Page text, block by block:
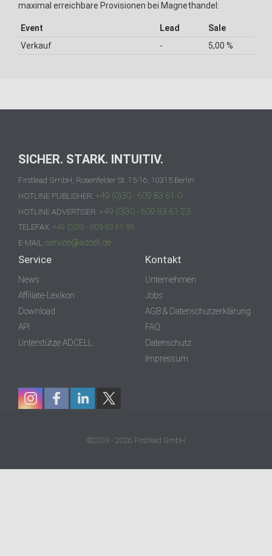
maximal erreichbare Provisionen bei Magnethandel:
Event Lead
Sale
Verkauf
- 5,00 %
SICHER. STARK. INTUITIV.
Firstlead GmbH, Rosenfelder St. 15-16, 10315 Berlin
HOTLINE PUBLISHER: +49 (0)30 - 609 83 61-0
HOTLINE ADVERTISER: +49 (0)30 - 609 83 61-23
TELEFAX: +49 (0)30 - 609 83 61-99
E-MAIL: service@adcell.de
Service
News
Affiliate-Lexikon
Download
API
Unterstütze ADCELL
Kontakt
Unternehmen
Jobs
AGB & Datenschutzerklärung
FAQ
Datenschutz
Impressum
©2003 - 2026 Firstlead GmbH